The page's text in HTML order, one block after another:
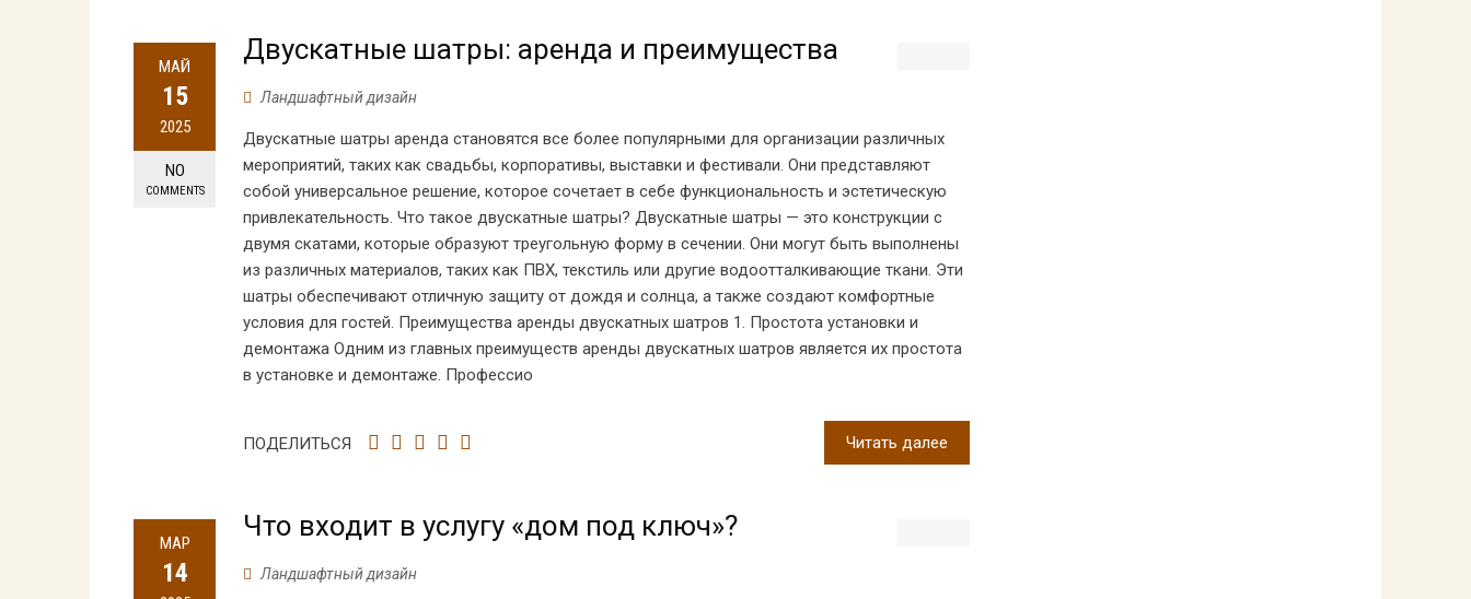
МАЙ
15
2025
NO
COMMENTS
Двускатные шатры: аренда и преимущества
Ландшафтный дизайн
Двускатные шатры аренда становятся все более популярными для организации различных
мероприятий, таких как свадьбы, корпоративы, выставки и фестивали. Они представляют
собой универсальное решение, которое сочетает в себе функциональность и эстетическую
привлекательность. Что такое двускатные шатры? Двускатные шатры — это конструкции с
двумя скатами, которые образуют треугольную форму в сечении. Они могут быть выполнены
из различных материалов, таких как ПВХ, текстиль или другие водоотталкивающие ткани. Эти
шатры обеспечивают отличную защиту от дождя и солнца, а также создают комфортные
условия для гостей. Преимущества аренды двускатных шатров 1. Простота установки и
демонтажа Одним из главных преимуществ аренды двускатных шатров является их простота
в установке и демонтаже. Профессио
Читать далее
ПОДЕЛИТЬСЯ
МАР
14
Что входит в услугу «дом под ключ»?
Ландшафтный дизайн